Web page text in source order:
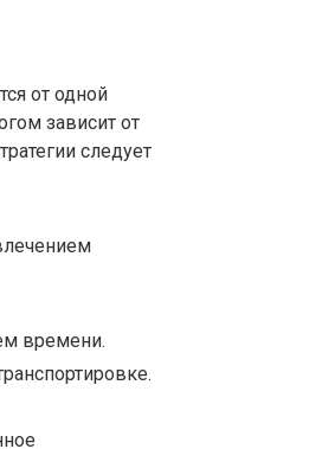
от одной
зависит от
следует
времени.